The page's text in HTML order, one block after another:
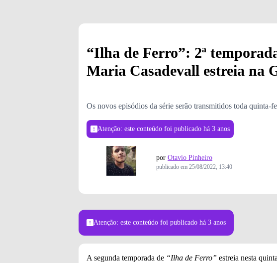
“Ilha de Ferro”: 2ª
Maria Casadevall estreia na
Os novos episódios da série serão transmitidos toda quinta-
Atenção: este conteúdo foi publicado há 3 anos
por Otavio Pinheiro
publicado em 25/08/2022, 13:40
Atenção: este conteúdo foi publicado há 3 anos
A segunda temporada de “Ilha de Ferro” estreia nesta